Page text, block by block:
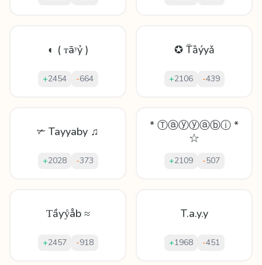
◐ ( ᴛāʸỷ )
+2454 -664
✪ T̈ȁýyǎ
+2106 -439
✃ Tayyaby ♫
+2028 -373
* Ⓣⓐⓨⓨⓐⓑⓘ *
☆
+2109 -507
Ƭầƴẙåb ≈
+2457 -918
T.a.y.y
+1968 -451